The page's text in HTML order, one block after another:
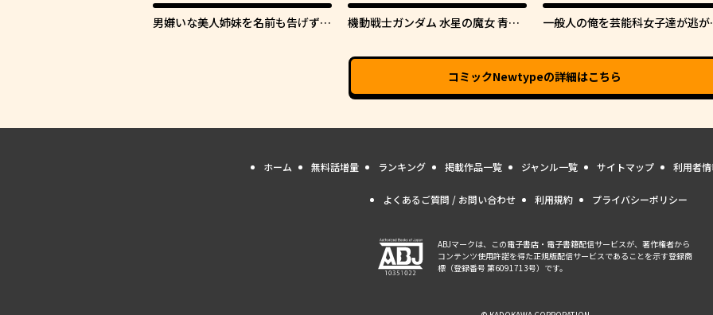
男嫌いな美人姉妹を名前も告げずに
機動戦士ガンダム 水星の魔女 青春
一般人の俺を芸能科女子達が逃が
コミックNewtypeの詳細はこちら
ホーム 無料話増量 ランキング 掲載作品一覧 ジャンル一覧 サイトマップ 利用者
よくあるご質問 / お問い合わせ 利用規約 プライバシーポリシー
ABJマークは、この電子書店・電子書籍配信サービスが、著作権者から
コンテンツ使用許諾を得た正規版配信サービスであることを示す登録商
標（登録番号 第6091713号）です。